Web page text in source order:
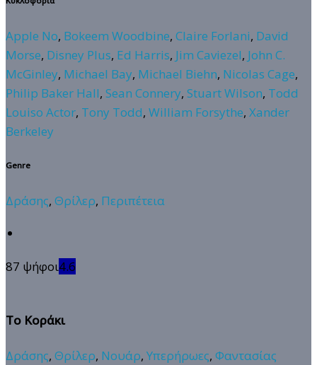
Apple No, Bokeem Woodbine, Claire Forlani, David
Morse, Disney Plus, Ed Harris, Jim Caviezel, John C.
McGinley, Michael Bay, Michael Biehn, Nicolas Cage,
Philip Baker Hall, Sean Connery, Stuart Wilson, Todd
Louiso Actor, Tony Todd, William Forsythe, Xander
Berkeley
Genre
Δράσης, Θρίλερ, Περιπέτεια
87 ψήφοι4.6
Το Κοράκι
Δράσης, Θρίλερ, Νουάρ, Υπερήρωες, Φαντασίας